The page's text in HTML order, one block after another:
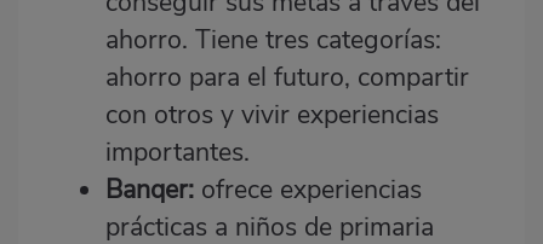
ahorro. Tiene tres categorías:
ahorro para el futuro, compartir
con otros y vivir experiencias
importantes.
Banqer: ofrece experiencias
prácticas a niños de primaria